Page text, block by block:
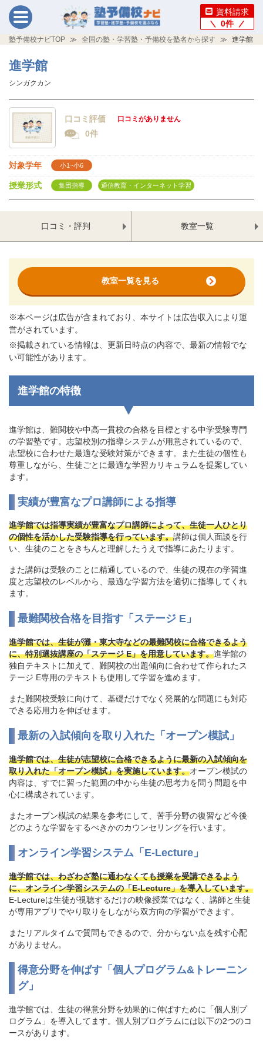
資料請求
0件
塾予備校ナビTOP 全国の塾・学習塾・予備校を塾名から探す 進学館
進学館
シンガクカン
口コミ評価 口コミがありません
0件
対象学年 小1~小6
授業形式 集団指導 通信教育・インターネット学習
口コミ・評判 教室一覧
教室一覧を見る
※本ページは広告が含まれており、本サイトは広告収入により運
営がされています。
※掲載されている情報は、更新日時点の内容で、最新の情報でな
い可能性があります。
進学館の特徴
進学館は、難関校や中高一貫校の合格を目標とする中学受験専門
の学習塾です。志望校別の指導システムが用意されているので、
志望校に合わせた最適な受験対策ができます。また生徒の個性も
尊重しながら、生徒ごとに最適な学習カリキュラムを提案してい
ます。
実績が豊富なプロ講師による指導
進学館では指導実績が豊富なプロ講師によって、生徒一人ひとり
の個性を活かした受験指導を行っています。講師は個人面談を行
い、生徒のことをきちんと理解したうえで指導にあたります。
また講師は受験のことに精通しているので、生徒の現在の学習進
度と志望校のレベルから、最適な学習方法を適切に指導してくれ
ます。
最難関校合格を目指す「ステージ E」
進学館では、生徒が灘・東大寺などの最難関校に合格できるよう
に、特別選抜講座の「ステージ E」を用意しています。進学館の
独自テキストに加えて、難関校の出題傾向に合わせて作られたス
テージ E専用のテキストも使用して学習を進めます。
また難関校受験に向けて、基礎だけでなく発展的な問題にも対応
できる応用力を伸ばせます。
最新の入試傾向を取り入れた「オープン模試」
進学館では、生徒が志望校に合格できるように最新の入試傾向を
取り入れた「オープン模試」を実施しています。オープン模試の
内容は、すでに習った範囲の中から生徒の思考力を問う問題を中
心に構成されています。
またオープン模試の結果を参考にして、苦手分野の復習など今後
どのような学習をするべきかのカウンセリングを行います。
オンライン学習システム「E-Lecture」
進学館では、わざわざ塾に通わなくても授業を受講できるよう
に、オンライン学習システムの「E-Lecture」を導入しています。
E-Lectureは生徒が視聴するだけの映像授業ではなく、講師と生徒
が専用アプリでやり取りをしながら双方向の学習ができます。
またリアルタイムで質問もできるので、分からない点を残す心配
がありません。
得意分野を伸ばす「個人プログラム&トレーニン
グ」
進学館では、生徒の得意分野を効果的に伸ばすために「個人別プ
ログラム」を導入してます。個人別プログラムには以下の2つのコ
ースがあります。